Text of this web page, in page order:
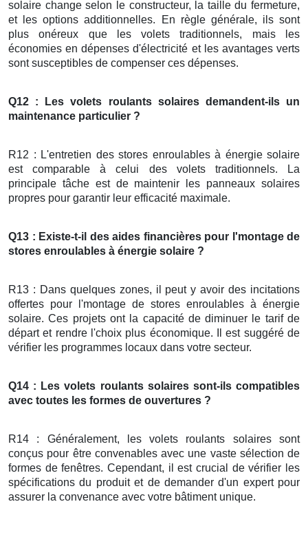
solaire change selon le constructeur, la taille du fermeture,
et les options additionnelles. En règle générale, ils sont
plus onéreux que les volets traditionnels, mais les
économies en dépenses d'électricité et les avantages verts
sont susceptibles de compenser ces dépenses.
Q12 : Les volets roulants solaires demandent-ils un
maintenance particulier ?
R12 : L'entretien des stores enroulables à énergie solaire
est comparable à celui des volets traditionnels. La
principale tâche est de maintenir les panneaux solaires
propres pour garantir leur efficacité maximale.
Q13 : Existe-t-il des aides financières pour l'montage de
stores enroulables à énergie solaire ?
R13 : Dans quelques zones, il peut y avoir des incitations
offertes pour l'montage de stores enroulables à énergie
solaire. Ces projets ont la capacité de diminuer le tarif de
départ et rendre l'choix plus économique. Il est suggéré de
vérifier les programmes locaux dans votre secteur.
Q14 : Les volets roulants solaires sont-ils compatibles
avec toutes les formes de ouvertures ?
R14 : Généralement, les volets roulants solaires sont
conçus pour être convenables avec une vaste sélection de
formes de fenêtres. Cependant, il est crucial de vérifier les
spécifications du produit et de demander d'un expert pour
assurer la convenance avec votre bâtiment unique.